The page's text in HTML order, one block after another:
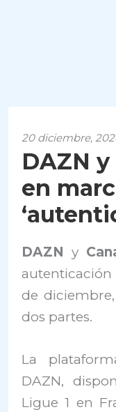
20 diciembre,
DAZN
en
DAZN y
de
dos partes.
La
DAZN,
Ligue 1 en